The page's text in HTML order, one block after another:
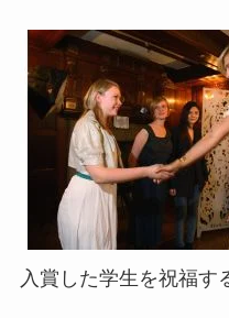
入賞した学生を祝福す